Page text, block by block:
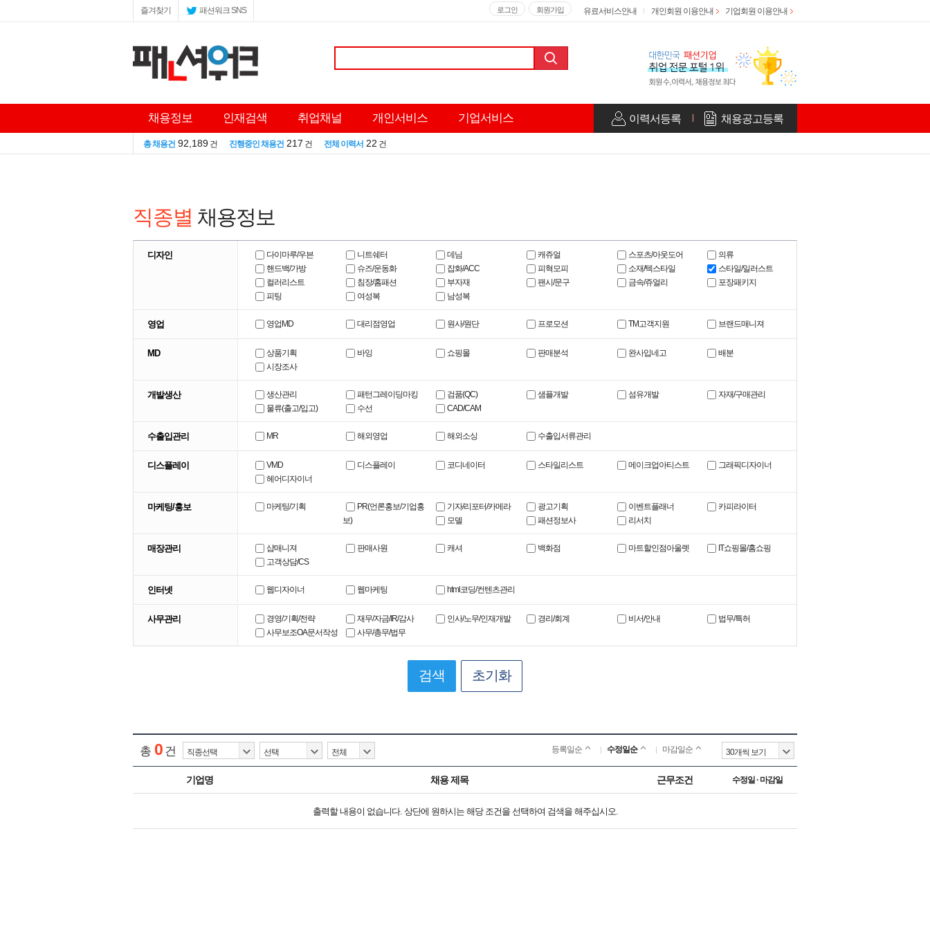
즐겨찾기 패션워크 SNS 로그인 회원가입 유료서비스안내 개인회원 이용안내 기업회원 이용안내
채용정보 인재검색 취업채널 개인서비스 기업서비스 이력서등록 채용공고등록
총 채용건 92,189 건 진행중인 채용건 217 건 전체 이력서 22 건
직종별 채용정보
디자인 다이마루/우븐 니트쉐터 데님 캐쥬얼 스포츠/아웃도어
의류
핸드백/가방
슈즈/운동화 잡화/ACC 피혁모피 소재/텍스타일
스타일/일러스트
컬러리스트
침장/홈패션 부자재 팬시/문구 금속/쥬얼리
포장패키지
피팅
여성복 남성복
영업 영업MD 대리점영업 원사/원단 프로모션 TM고객지원 브랜드매니져
MD 상품기획 바잉 쇼핑몰 판매분석 완사입네고
배분
시장조사
개발생산 생산관리 패턴그레이딩마킹 검품(QC) 샘플개발 섬유개발
자재/구매관리
물류(출고/입고)
수선 CAD/CAM
수출입관리 MR 해외영업 해외소싱 수출입서류관리
디스플레이 VMD 디스플레이 코디네이터 스타일리스트 메이크업아티스트
그래픽디자이너
헤어디자이너
마케팅/홍보 마케팅/기획
PR(언론홍보/기업홍
보)
기자/리포터/카메라 광고기획 이벤트플래너
카피라이터
모델
패션정보사 리서치
매장관리 샵매니져 판매사원 캐셔 백화점 마트할인점아울렛
IT쇼핑몰/홈쇼핑
고객상담/CS
인터넷 웹디자이너 웹마케팅 html코딩/컨텐츠관리
사무관리 경영/기획/전략 재무/자금/IR/감사 인사/노무/인재개발 경리/회계 비서/안내
법무/특허
사무보조OA문서작성
사무/총무/법무
검색 초기화
총 0 건 등록일순 수정일순 마감일순
기업명 채용 제목 근무조건 수정일 · 마감일
출력할 내용이 없습니다. 상단에 원하시는 해당 조건을 선택하여 검색을 해주십시오.